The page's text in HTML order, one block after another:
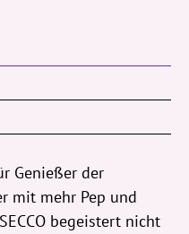
Genießer der
mit mehr Pep und
begeistert nicht